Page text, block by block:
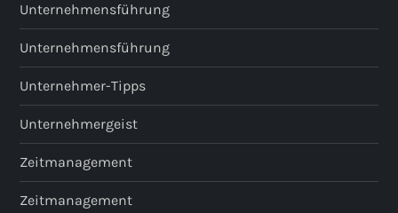
Unternehmensführung
Unternehmensführung
Unternehmer-Tipps
Unternehmergeist
Zeitmanagement
Zeitmanagement